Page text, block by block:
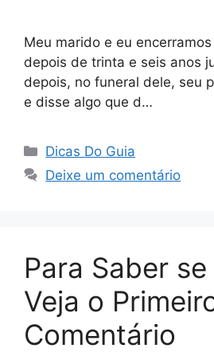
Meu marido e eu
depois de trinta e seis anos
depois, no funeral dele, seu
e disse algo que d…
Categorias
Dicas Do Guia
Deixe um comentário
Para Saber
Veja o
Comentário